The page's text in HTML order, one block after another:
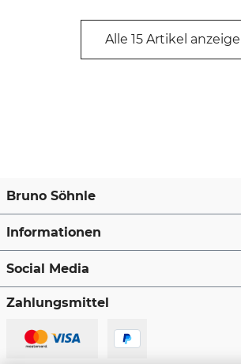
Alle 15 Artikel
Bruno Söhnle
Informationen
Social Media
Zahlungsmittel